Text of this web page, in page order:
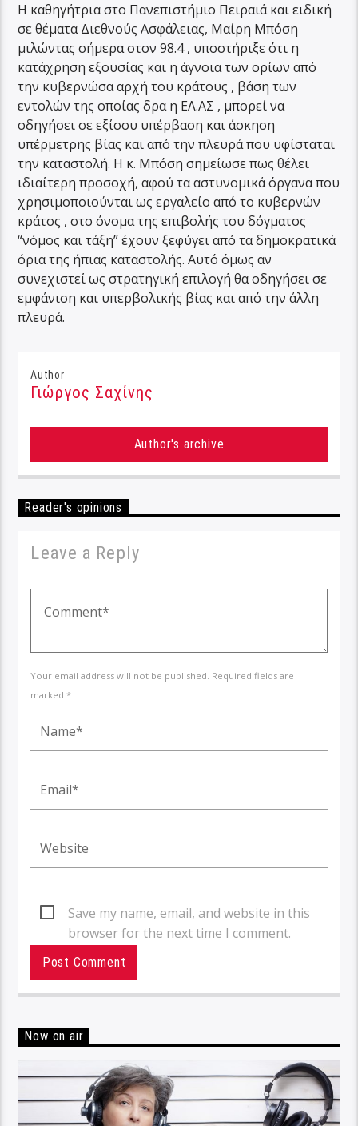
Η καθηγήτρια στο Πανεπιστήμιο Πειραιά και ειδική
σε θέματα Διεθνούς Ασφάλειας, Μαίρη Μπόση
μιλώντας σήμερα στον 98.4 , υποστήριξε ότι η
κατάχρηση εξουσίας και η άγνοια των ορίων από
την κυβερνώσα αρχή του κράτους , βάση των
εντολών της οποίας δρα η ΕΛ.ΑΣ , μπορεί να
οδηγήσει σε εξίσου υπέρβαση και άσκηση
υπέρμετρης βίας και από την πλευρά που υφίσταται
την καταστολή. Η κ. Μπόση σημείωσε πως θέλει
ιδιαίτερη προσοχή, αφού τα αστυνομικά όργανα που
χρησιμοποιούνται ως εργαλείο από το κυβερνών
κράτος , στο όνομα της επιβολής του δόγματος
“νόμος και τάξη” έχουν ξεφύγει από τα δημοκρατικά
όρια της ήπιας καταστολής. Αυτό όμως αν
συνεχιστεί ως στρατηγική επιλογή θα οδηγήσει σε
εμφάνιση και υπερβολικής βίας και από την άλλη
πλευρά.
Author
Γιώργος Σαχίνης
Author's archive
Reader's opinions
Leave a Reply
Your email address will not be published. Required fields are
marked *
Save my name, email, and website in this
browser for the next time I comment.
Now on air